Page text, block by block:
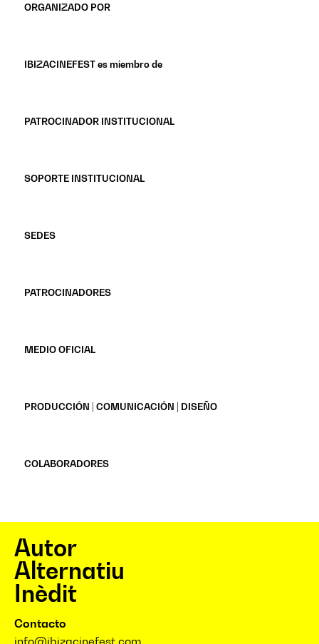
ORGANIZADO POR
IBIZACINEFEST es miembro de
PATROCINADOR INSTITUCIONAL
SOPORTE INSTITUCIONAL
SEDES
PATROCINADORES
MEDIO OFICIAL
PRODUCCIÓN | COMUNICACIÓN | DISEÑO
COLABORADORES
Autor
Alternatiu
Inèdit
Contacto
info@ibizacinefest.com